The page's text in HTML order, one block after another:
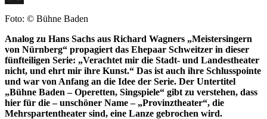
X
Foto: © Bühne Baden
Analog zu Hans Sachs aus Richard Wagners „Meistersingern
von Nürnberg“ propagiert das Ehepaar Schweitzer in dieser
fünfteiligen Serie: „Verachtet mir die Stadt- und Landestheater
nicht, und ehrt mir ihre Kunst.“ Das ist auch ihre Schlusspointe
und war von Anfang an die Idee der Serie. Der Untertitel
„Bühne Baden – Operetten, Singspiele“ gibt zu verstehen, dass
hier für die – unschöner Name – „Provinztheater“, die
Mehrspartentheater sind, eine Lanze gebrochen wird.